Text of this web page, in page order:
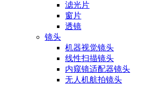
滤光片
窗片
透镜
镜头
机器视觉镜头
线性扫描镜头
内窥镜适配器镜头
无人机航拍镜头